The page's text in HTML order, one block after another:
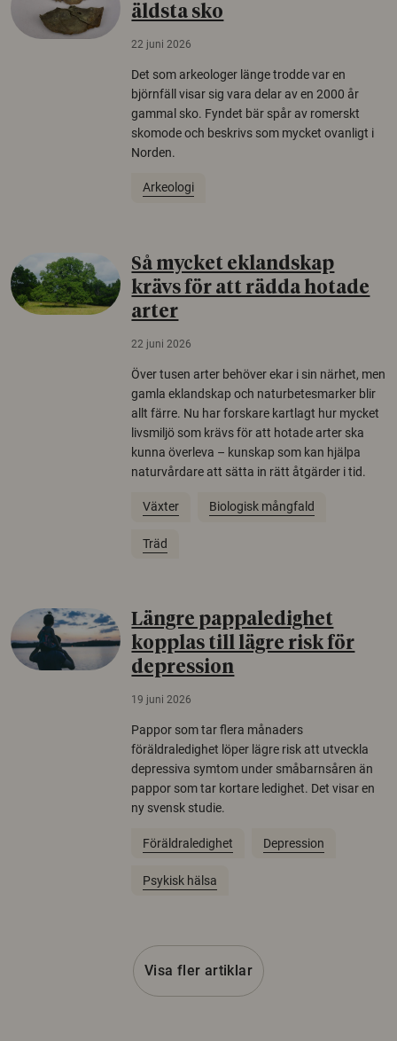
äldsta sko
22 juni 2026
Det som arkeologer länge trodde var en
björnfäll visar sig vara delar av en 2000 år
gammal sko. Fyndet bär spår av romerskt
skomode och beskrivs som mycket ovanligt i
Norden.
Arkeologi
Så mycket eklandskap
krävs för att rädda hotade
arter
22 juni 2026
Över tusen arter behöver ekar i sin närhet, men
gamla eklandskap och naturbetesmarker blir
allt färre. Nu har forskare kartlagt hur mycket
livsmiljö som krävs för att hotade arter ska
kunna överleva – kunskap som kan hjälpa
naturvårdare att sätta in rätt åtgärder i tid.
Växter Biologisk mångfald
Träd
Längre pappaledighet
kopplas till lägre risk för
depression
19 juni 2026
Pappor som tar flera månaders
föräldraledighet löper lägre risk att utveckla
depressiva symtom under småbarnsåren än
pappor som tar kortare ledighet. Det visar en
ny svensk studie.
Föräldraledighet Depression
Psykisk hälsa
Visa fler artiklar